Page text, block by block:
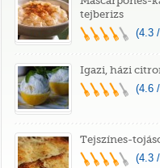
tejberizs
(4.3
Igazi, házi
(4.6
Tejszínes-
(4.3